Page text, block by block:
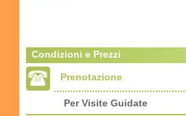
Condizioni e Prezzi
Prenotazione
Per Visite Guidate